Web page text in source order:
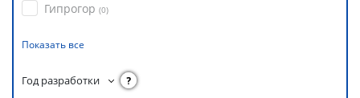
Гипрогор (0)
Показать все
Год разработки ?